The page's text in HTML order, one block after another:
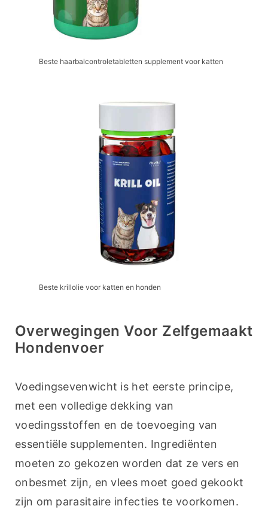
Beste haarbalcontroletabletten supplement voor katten
Beste krillolie voor katten en honden
Overwegingen Voor Zelfgemaakt
Hondenvoer
Voedingsevenwicht is het eerste principe,
met een volledige dekking van
voedingsstoffen en de toevoeging van
essentiële supplementen. Ingrediënten
moeten zo gekozen worden dat ze vers en
onbesmet zijn, en vlees moet goed gekookt
zijn om parasitaire infecties te voorkomen.